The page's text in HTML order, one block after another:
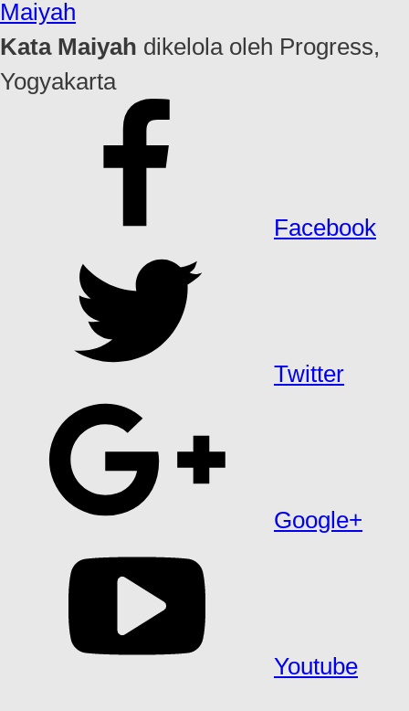
Maiyah
Kata Maiyah dikelola oleh Progress,
Yogyakarta
Facebook
Twitter
Google+
Youtube